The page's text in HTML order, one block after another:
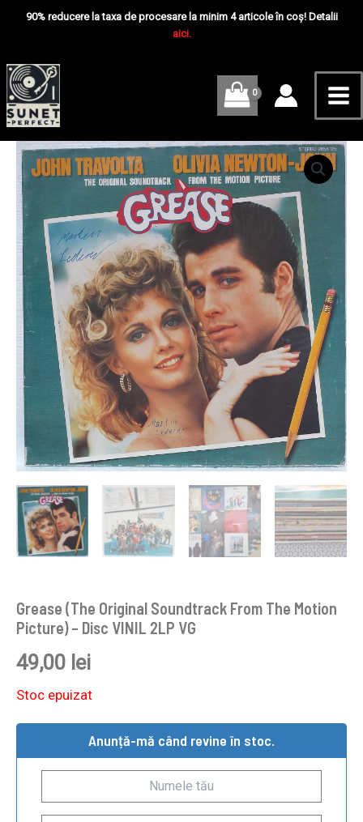
90% reducere la taxa de procesare la minim 4 articole în coș! Detalii
aici.
Grease (The Original Soundtrack From The Motion
Picture) – Disc VINIL 2LP VG
49,00 lei
Stoc epuizat
Anunță-mă când revine în stoc.